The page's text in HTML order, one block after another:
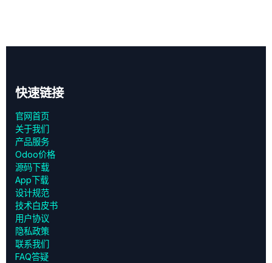
快速链接
官网首页
关于我们
产品服务
Odoo价格
源码下载
App下载
设计规范
技术白皮书
用户协议
‎隐私政策‎
联系我们
FAQ答疑